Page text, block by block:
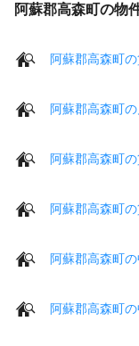
阿蘇郡高森町の物
阿蘇郡高森町
阿蘇郡高森町
阿蘇郡高森町
阿蘇郡高森町
阿蘇郡高森町
阿蘇郡高森町